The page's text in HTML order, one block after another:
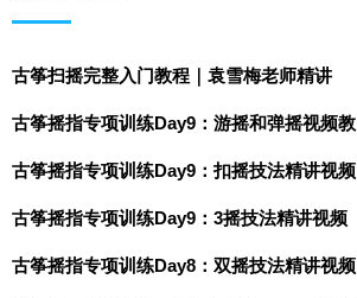
古筝扫摇完整入门教程｜袁雪梅老师精讲
古筝摇指专项训练Day9：游摇和弹摇视频教
古筝摇指专项训练Day9：扣摇技法精讲视频
古筝摇指专项训练Day9：3摇技法精讲视频
古筝摇指专项训练Day8：双摇技法精讲视频